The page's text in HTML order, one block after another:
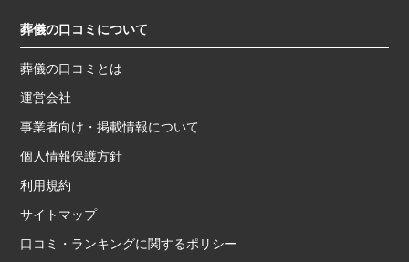
葬儀の口コミについて
葬儀の口コミとは
運営会社
事業者向け・掲載情報について
個人情報保護方針
利用規約
サイトマップ
口コミ・ランキングに関するポリシー